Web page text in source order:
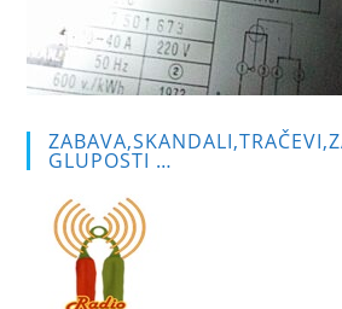
GLUPOSTI …